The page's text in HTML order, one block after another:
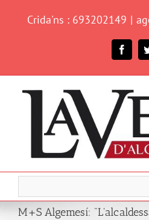
Crida'ns : 693202149 |
M+S Algemesí: